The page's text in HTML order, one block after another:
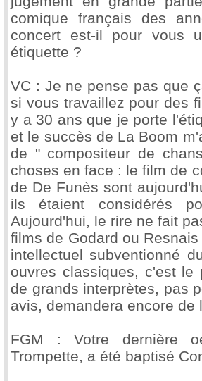
comique français des
concert est-il pour vous
étiquette ?
VC : Je ne pense pas que
si vous travaillez pour des
y a 30 ans que je porte
et le succès de La Boom
de " compositeur de
choses en face : le film de
de De Funès sont
ils étaient considérés
Aujourd'hui, le rire ne fait
films de Godard ou
intellectuel subventionné
ouvres classiques, c'est
de grands interprètes, pas
avis, demandera encore de
FGM : Votre dernière
Trompette, a été baptisé